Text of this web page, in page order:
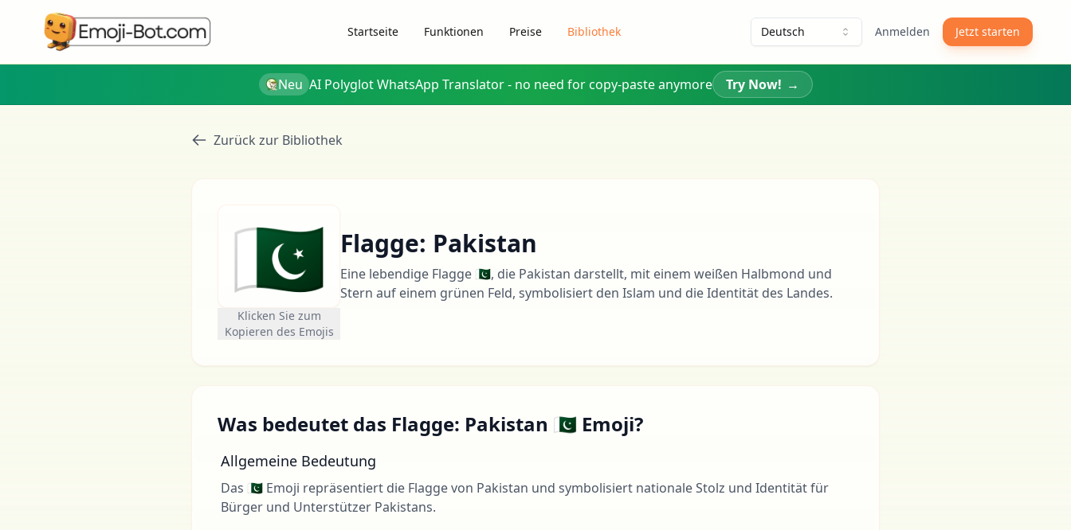
Startseite Funktionen Preise Bibliothek Deutsch Anmelden Jetzt starten
Neu AI Polyglot WhatsApp Translator - no need for copy-paste anymore Try Now! →
Zurück zur Bibliothek
🇵🇰
Klicken Sie zum
Kopieren des Emojis
Flagge: Pakistan
Eine lebendige Flagge 🇵🇰, die Pakistan darstellt, mit einem weißen Halbmond und
Stern auf einem grünen Feld, symbolisiert den Islam und die Identität des Landes.
Was bedeutet das Flagge: Pakistan 🇵🇰 Emoji?
Allgemeine Bedeutung
Das 🇵🇰 Emoji repräsentiert die Flagge von Pakistan und symbolisiert nationale Stolz und Identität für
Bürger und Unterstützer Pakistans.